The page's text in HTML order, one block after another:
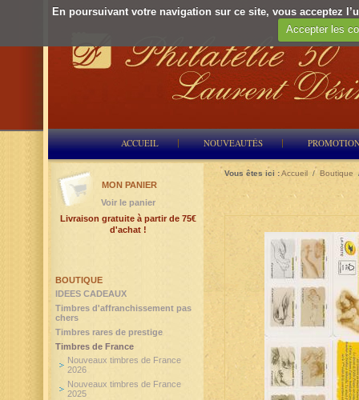
En poursuivant votre navigation sur ce site, vous acceptez
Accepter les
ACCUEIL NOUVEAUTÉS
Vous êtes ici :Accueil / Boutique
BOUTIQUE
IDEES CADEAUX
Timbres d'affranchissement pas
chers
Timbres rares de prestige
Timbres de France
Nouveaux timbres de France
2026
Nouveaux timbres de France
2025
MON PANIER
Voir le panier
Livraison gratuite à partir de 75€
d'achat !